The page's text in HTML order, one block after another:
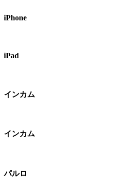
iPhone
iPad
インカム
インカム
パルロ